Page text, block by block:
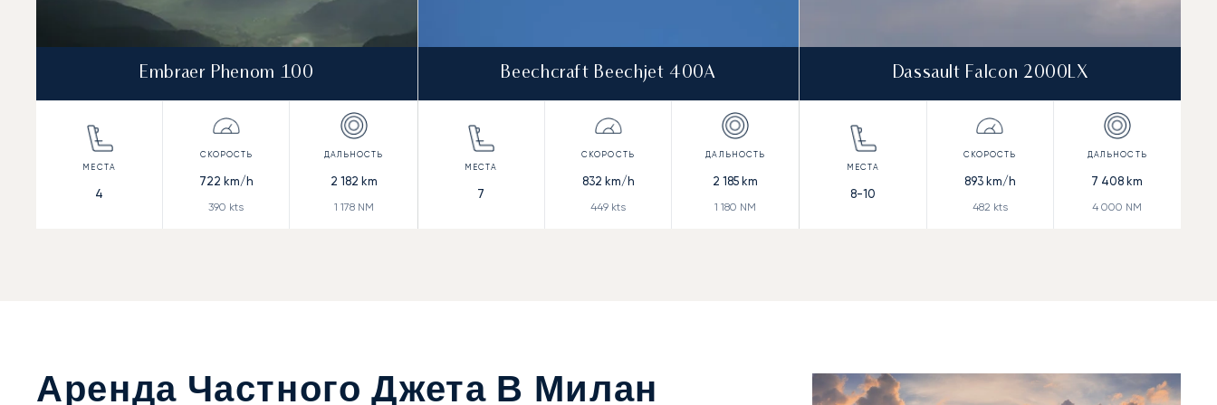
Embraer Phenom 100
4
722 km/h
390 kts
2 182 km
1 178NM
Beechcraft Beechjet 400A
7
832 km/h
449 kts
2 185 km
1 180 NM
Dassault Falcon 2000LX
8-10
893km/h
482 kts
7 408 km
4 000 NM
Аренда Частного Джета В Милан